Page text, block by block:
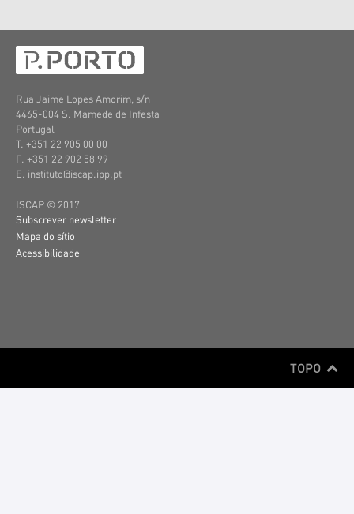
Rua Jaime Lopes Amorim, s/n
4465-004 S. Mamede de Infesta
Portugal
T. +351 22 905 00 00
F. +351 22 902 58 99
E. instituto@iscap.ipp.pt
ISCAP © 2017
Subscrever newsletter
Mapa do sítio
Acessibilidade
TOPO